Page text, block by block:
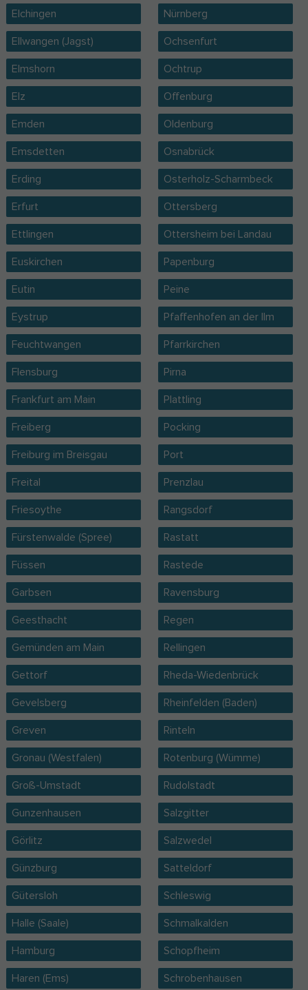
Elchingen
Ellwangen (Jagst)
Elmshorn
Elz
Emden
Emsdetten
Erding
Erfurt
Ettlingen
Euskirchen
Eutin
Eystrup
Feuchtwangen
Flensburg
Frankfurt am Main
Freiberg
Freiburg im Breisgau
Freital
Friesoythe
Fürstenwalde (Spree)
Füssen
Garbsen
Geesthacht
Gemünden am Main
Gettorf
Gevelsberg
Greven
Gronau (Westfalen)
Groß-Umstadt
Gunzenhausen
Görlitz
Günzburg
Gütersloh
Halle (Saale)
Hamburg
Haren (Ems)
Nürnberg
Ochsenfurt
Ochtrup
Offenburg
Oldenburg
Osnabrück
Osterholz-Scharmbeck
Ottersberg
Ottersheim bei Landau
Papenburg
Peine
Pfaffenhofen an der Ilm
Pfarrkirchen
Pirna
Plattling
Pocking
Port
Prenzlau
Rangsdorf
Rastatt
Rastede
Ravensburg
Regen
Rellingen
Rheda-Wiedenbrück
Rheinfelden (Baden)
Rinteln
Rotenburg (Wümme)
Rudolstadt
Salzgitter
Salzwedel
Satteldorf
Schleswig
Schmalkalden
Schopfheim
Schrobenhausen